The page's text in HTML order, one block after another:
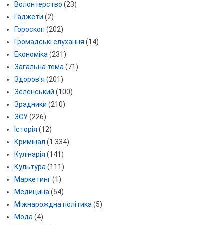
Волонтерство (23)
Гаджети (2)
Гороскоп (202)
Громадські слухання (14)
Економіка(231)
Загальна тема(71)
Здоров'я (201)
Зеленський (100)
Зрадники (210)
ЗСУ(226)
Історія (12)
Кримінал (1 334)
Кулінарія (141)
Культура(111)
Маркетинг(1)
Медицина(54)
Міжнарождна політика(5)
Мода(4)